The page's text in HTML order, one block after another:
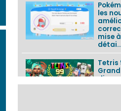
les
mise
Tetris
Grand
août